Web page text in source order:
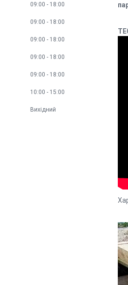
09:00 18:00
09:00 18:00
09:00 18:00
09:00 18:00
09:00 18:00
10:00 15:00
Вихідний